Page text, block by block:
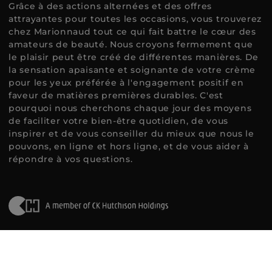
Grâce à des actions alternées et des offres
attrayantes pour toutes les occasions, vous trouverez
chez Marionnaud tout ce qui fait battre le cœur des
amateurs de beauté. Nous croyons fermement que
le plaisir peut être créé de différentes manières. De
la sensation apaisante et soignante de votre crème
pour les yeux préférée à l'engagement positif en
faveur de matières premières durables. C'est
pourquoi nous cherchons chaque jour des moyens
de faciliter votre bien-être quotidien, de vous
inspirer et de vous conseiller du mieux que nous le
pouvons, en ligne et hors ligne, et de vous aider à
répondre à vos questions.